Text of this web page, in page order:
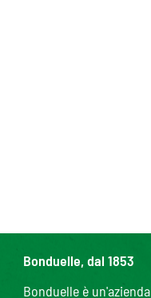
Bonduelle, dal 1853
Bonduelle è